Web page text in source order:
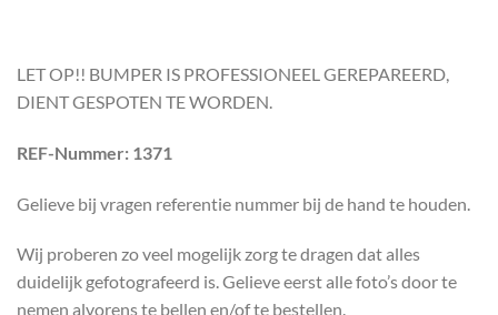
LET OP!! BUMPER IS PROFESSIONEEL GEREPAREERD,
DIENT GESPOTEN TE WORDEN.
REF-Nummer: 1371
Gelieve bij vragen referentie nummer bij de hand te houden.
Wij proberen zo veel mogelijk zorg te dragen dat alles
duidelijk gefotografeerd is. Gelieve eerst alle foto’s door te
nemen alvorens te bellen en/of te bestellen.